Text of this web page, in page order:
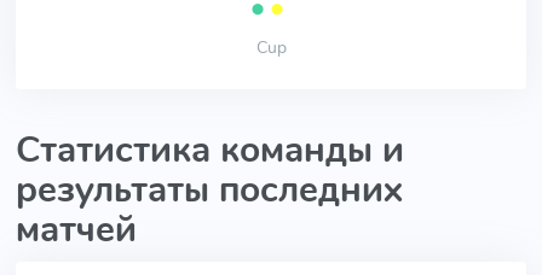
⬤ ⬤
Cup
Статистика команды и
результаты последних
матчей